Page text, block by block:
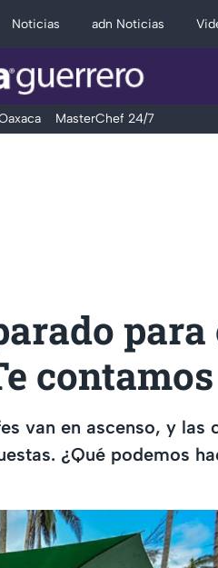
Noticias adn Noticias
MasterChef 24/7
para
contamos
van en ascenso, y las
¿Qué podemos